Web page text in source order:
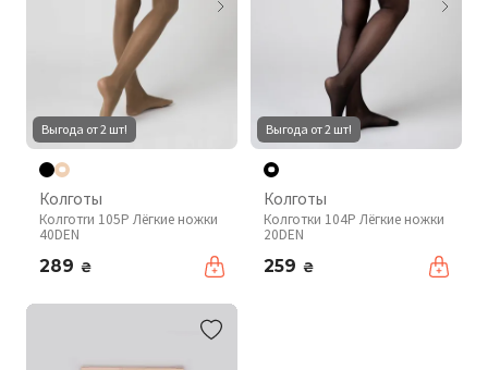
Выгода от 2 шт!
Колготы
Колготrи 105P Лёгкие ножки
40DEN
289 ₴
Выгода от 2 шт!
Колготы
Колготки 104P Лёгкие ножки
20DEN
259 ₴